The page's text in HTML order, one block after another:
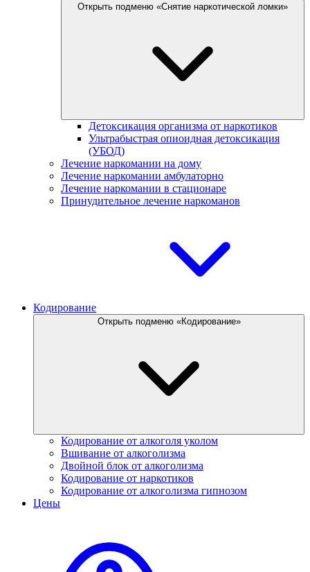
Открыть подменю «Снятие наркотической ломки»
Детоксикация организма от наркотиков
Ультрабыстрая опиоидная детоксикация
(УБОД)
Лечение наркомании на дому
Лечение наркомании амбулаторно
Лечение наркомании в стационаре
Принудительное лечение наркоманов
Кодирование
Открыть подменю «Кодирование»
Кодирование от алкоголя уколом
Вшивание от алкоголизма
Двойной блок от алкоголизма
Кодирование от наркотиков
Кодирование от алкоголизма гипнозом
Цены